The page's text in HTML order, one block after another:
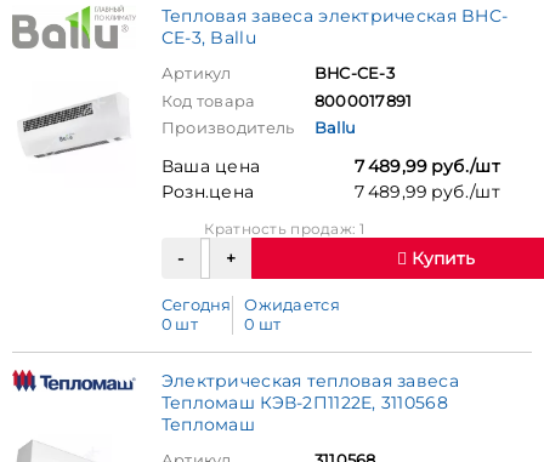
Тепловая завеса электрическая BHC-
CE-3, Ballu
Артикул
BHC-CE-3
Код товара
8000017891
Производитель
Ballu
Ваша цена
7 489,99 руб./шт
Розн.цена
7 489,99 руб./шт
Кратность продаж: 1
Купить
Сегодня
0 шт
Ожидается
0 шт
Электрическая тепловая завеса
Тепломаш КЭВ-2П1122E, 3110568
Тепломаш